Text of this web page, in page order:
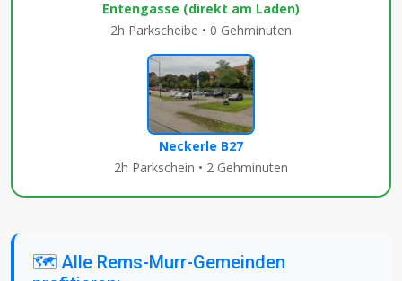
Entengasse (direkt am Laden)
2h Parkscheibe • 0 Gehminuten
Neckerle B27
2h Parkschein • 2 Gehminuten
🗺️ Alle Rems-Murr-Gemeinden